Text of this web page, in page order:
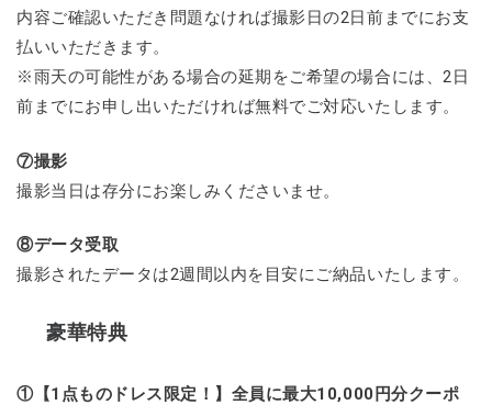
内容ご確認いただき問題なければ撮影日の2日前までにお支
払いいただきます。
※雨天の可能性がある場合の延期をご希望の場合には、2日
前までにお申し出いただければ無料でご対応いたします。
⑦撮影
撮影当日は存分にお楽しみくださいませ。
⑧データ受取
撮影されたデータは2週間以内を目安にご納品いたします。
豪華特典
①【1点ものドレス限定！】全員に最大10,000円分クーポ